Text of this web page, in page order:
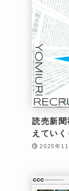
読売新
えていく
2025年11